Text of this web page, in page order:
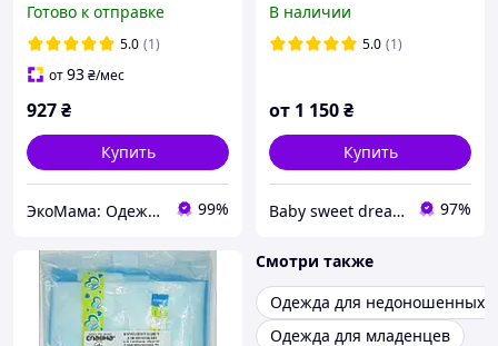
европеленка Mini Boss
размер 56 см Lari Голубой
Готово к отправке
5.0 (1)
от93₴/мес
927₴
Купить
ЭкоМама: Одежда для беременных, белье для кормящих, сумка в роддом, одежда для новорожденных 99%
В наличии
5.0 (1)
от 1 150₴
Купить
Baby sweet dream(Солодкий сон малюка) 97%
Смотри также
Одежда для недоношенных
Одежда для младенцев